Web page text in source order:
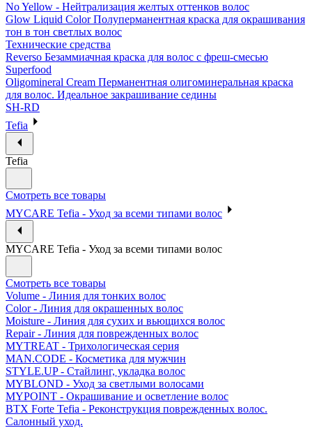
No Yellow - Нейтрализация желтых оттенков волос
Glow Liquid Color Полуперманентная краска для окрашивания
тон в тон светлых волос
Технические средства
Reverso Безаммиачная краска для волос с фреш-смесью
Superfood
Oligomineral Cream Перманентная олигоминеральная краска
для волос. Идеальное закрашивание седины
SH-RD
Tefia
Tefia
Смотреть все товары
MYCARE Tefia - Уход за всеми типами волос
MYCARE Tefia - Уход за всеми типами волос
Смотреть все товары
Volume - Линия для тонких волос
Color - Линия для окрашенных волос
Moisture - Линия для сухих и вьющихся волос
Repair - Линия для поврежденных волос
MYTREAT - Трихологическая серия
MAN.CODE - Косметика для мужчин
STYLE.UP - Стайлинг, укладка волос
MYBLOND - Уход за светлыми волосами
MYPOINT - Окрашивание и осветление волос
BTX Forte Tefia - Реконструкция поврежденных волос.
Салонный уход.